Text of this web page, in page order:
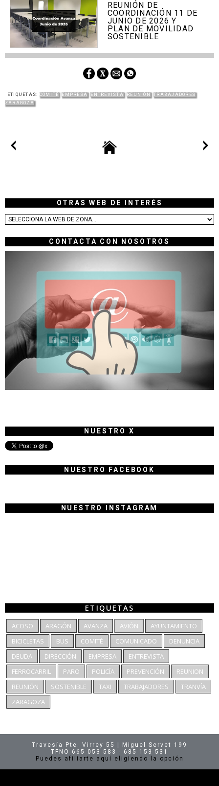
REUNIÓN DE
COORDINACIÓN 11 DE
JUNIO DE 2026 Y
PLAN DE MOVILIDAD
SOSTENIBLE
ETIQUETAS: COMITÉ EMPRESA ENTREVISTA REUNIÓN
TRABAJADORES
ZARAGOZA
OTRAS WEB DE INTERÉS
CONTACTA CON NOSOTROS
NUESTRO X
NUESTRO FACEBOOK
NUESTRO INSTAGRAM
ETIQUETAS
ACOSO ARAGÓN AVANZA AVIÓN
AYUNTAMIENTO
BICICLETAS
BUS COMITÉ COMUNICADO
DENUNCIA
DEUDA
DIRECCIÓN EMPRESA
ENTREVISTA
FERROCARRIL
PARO POLICÍA PREVENCIÓN
REUNION
REUNIÓN
SOSTENIBLE TAXI TRABAJADORES
TRANVÍA
ZARAGOZA
Travesía Pte. Virrey 55 | Miguel Servet 199
TFNO 665 053 583 - 685 153 531
Puedes afiliarte aquí eligiendo la opción